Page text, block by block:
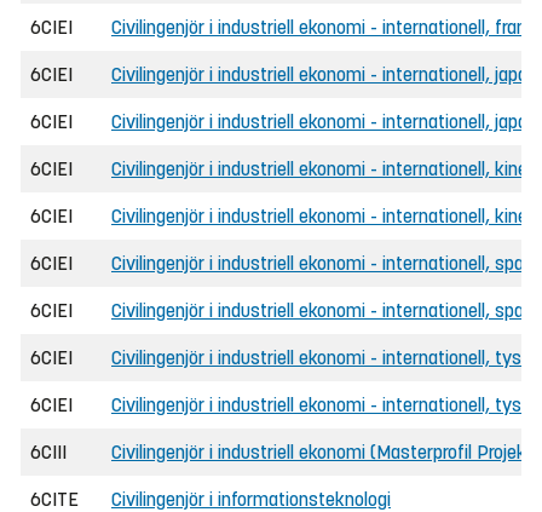
6CIEI Civilingenjör i industriell ekonomi - internationell,
6CIEI Civilingenjör i industriell ekonomi - internationell,
6CIEI Civilingenjör i industriell ekonomi - internationell,
6CIEI Civilingenjör i industriell ekonomi - internationell,
6CIEI Civilingenjör i industriell ekonomi - internationell,
6CIEI Civilingenjör i industriell ekonomi - internationell,
6CIEI Civilingenjör i industriell ekonomi - internationell,
6CIEI Civilingenjör i industriell ekonomi - internationell, tyska
6CIEI Civilingenjör i industriell ekonomi - internationell,
6CIII Civilingenjör i industriell ekonomi (Masterprofil
6CITE Civilingenjör i informationsteknologi